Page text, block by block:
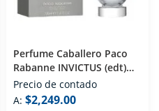
Perfume Caballero Paco
Rabanne INVICTUS (edt)
Eau De Toilette 100 Ml
Precio de contado
A: $2,249.00